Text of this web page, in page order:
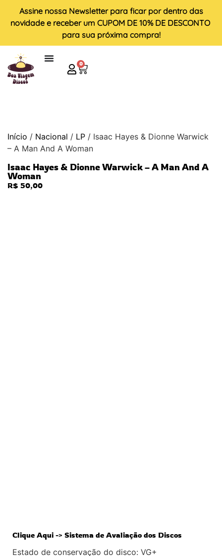
Assine nossa Newsletter para ficar por dentro das
novidade e receber um CUPOM DE 10% DE DESCONTO
para sua próxima compra!
0
Início / Nacional / LP / Isaac Hayes & Dionne Warwick
– A Man And A Woman
Isaac Hayes & Dionne Warwick – A Man And A
Woman
R$ 50,00
Clique Aqui -> Sistema de Avaliação dos Discos
Estado de conservação do disco: VG+